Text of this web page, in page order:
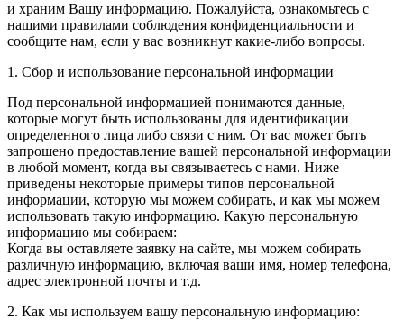
и храним Вашу информацию. Пожалуйста, ознакомьтесь с
нашими правилами соблюдения конфиденциальности и
сообщите нам, если у вас возникнут какие-либо вопросы.
1. Сбор и использование персональной информации
Под персональной информацией понимаются данные,
которые могут быть использованы для идентификации
определенного лица либо связи с ним. От вас может быть
запрошено предоставление вашей персональной информации
в любой момент, когда вы связываетесь с нами. Ниже
приведены некоторые примеры типов персональной
информации, которую мы можем собирать, и как мы можем
использовать такую информацию. Какую персональную
информацию мы собираем:
Когда вы оставляете заявку на сайте, мы можем собирать
различную информацию, включая ваши имя, номер телефона,
адрес электронной почты и т.д.
2. Как мы используем вашу персональную информацию: